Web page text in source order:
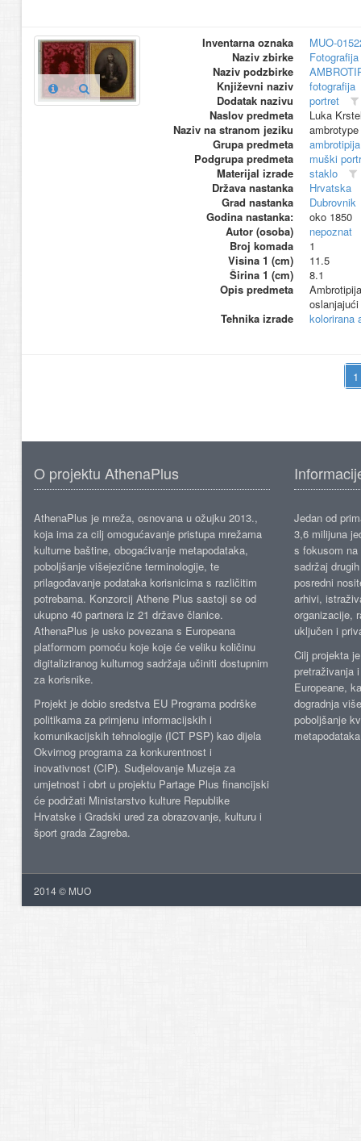
Inventarna oznaka
MUO-
Naziv zbirke
Naziv podzbirke
Književni naziv
fotografija
Dodatak nazivu
portret
Naslov predmeta
Luka
Naziv na stranom jeziku
ambrotype
Grupa predmeta
ambrotipija
Podgrupa predmeta
muški
Materijal izrade
staklo
Država nastanka
Hrvatska
Grad nastanka
Dubrovnik
Godina nastanka:
oko 1850
Autor (osoba)
nepoznat
Broj komada
1
Visina 1 (cm)
11.5
Širina 1 (cm)
8.1
Opis predmeta
Tehnika izrade
kolorirana
O projektu AthenaPlus
AthenaPlus je mreža, osnovana u ožujku 2013.,
koja ima za cilj omogućavanje pristupa mrežama
kulturne baštine, obogaćivanje metapodataka,
poboljšanje višejezične terminologije, te
prilagođavanje podataka korisnicima s različitim
potrebama. Konzorcij Athene Plus sastoji se od
ukupno 40 partnera iz 21 države članice.
AthenaPlus je usko povezana s Europeana
platformom pomoću koje koje će veliku količinu
digitaliziranog kulturnog sadržaja učiniti dostupnim
za korisnike.
Projekt je dobio sredstva EU Programa podrške
politikama za primjenu informacijskih i
komunikacijskih tehnologije (ICT PSP) kao dijela
Okvirnog programa za konkurentnost i
inovativnost (CIP). Sudjelovanje Muzeja za
umjetnost i obrt u projektu Partage Plus financijski
će podržati Ministarstvo kulture Republike
Hrvatske i Gradski ured za obrazovanje, kulturu i
šport grada Zagreba.
Jedan od
3,6 milijuna
s fokusom
sadržaj
posredni
arhivi,
organizacije,
uključen i
Cilj projekta
pretraživanja
Europeane,
dogradnja
poboljšanje
2014 © MUO